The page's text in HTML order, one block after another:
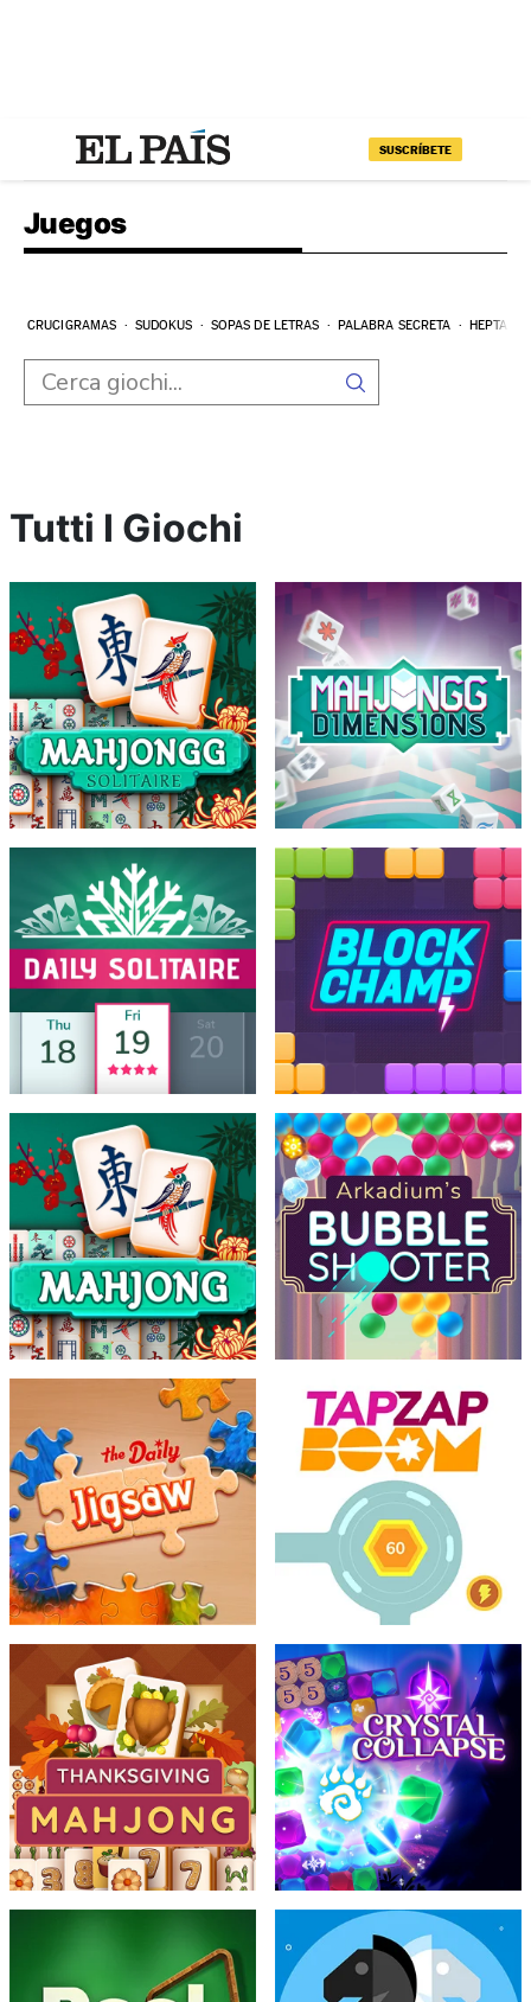
SUSCRÍBETE
Juegos
CRUCIGRAMAS SUDOKUS SOPAS DE LETRAS PALABRA SECRETA
Tutti I Giochi